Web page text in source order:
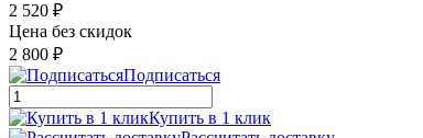
2 520 ₽
Цена без скидок
2 800 ₽
Подписаться
Купить в 1 клик